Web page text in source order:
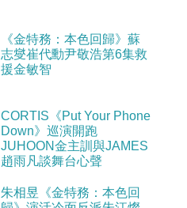
《金特務：本色回歸》蘇
志燮崔代勳尹敬浩第6集救
援金敏智
CORTIS《Put Your Phone
Down》巡演開跑
JUHOON金主訓與JAMES
趙雨凡談舞台心聲
朱相昱《金特務：本色回